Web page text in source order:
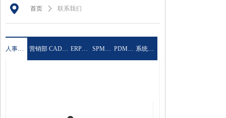
人事招聘 营销部 CAD事业部 ERP事业部 SPM项目部 PDM事业部 系统集成部
首页 ꄲ 联系我们